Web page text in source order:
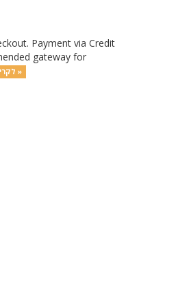
Payment via Credit
gateway for
לקריאה נוספת »